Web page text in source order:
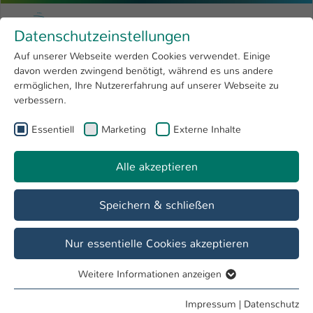
Menu
Forschung 4
Open submenu
Hochschule
International
Zum Hauptinhalt springen
Hochschule Kaiserslautern
Sie sind hier:
Anleitungen
Rechenzentrum
IT-Dienstleistungen für die Hochschule
Kaiserslautern
Anleitungen Support
MATLAB & Simulink
Datenschutzeinstellungen
Auf unserer Webseite werden Cookies verwendet. Einige
davon werden zwingend benötigt, während es uns andere
ermöglichen, Ihre Nutzererfahrung auf unserer Webseite zu
verbessern.
Essentiell Marketing Externe Inhalte
Alle akzeptieren
Speichern & schließen
Nur essentielle Cookies akzeptieren
Essentielle Cookies werden für grundlegende Funktionen
Weitere Informationen anzeigen
Impressum | Datenschutz